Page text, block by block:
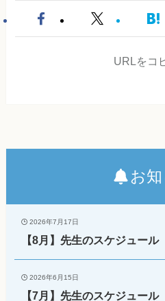
URLをコ
お
2026年7月17日
【8月】先生のスケジュール
2026年6月15日
【7月】先生のスケジュール